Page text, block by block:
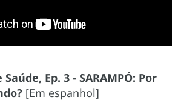
Ep. 3 - SARAMPÓ: Por
[Em espanhol]